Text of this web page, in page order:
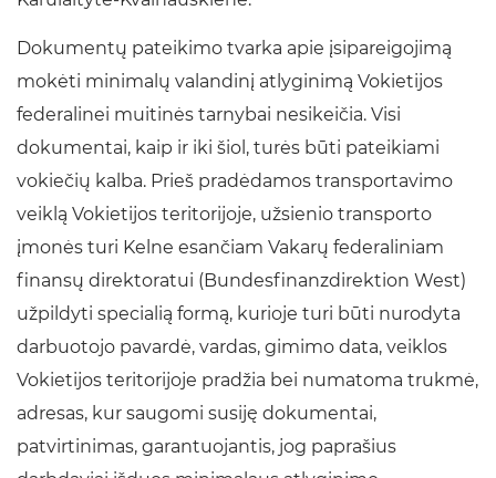
Dokumentų pateikimo tvarka apie įsipareigojimą
mokėti minimalų valandinį atlyginimą Vokietijos
federalinei muitinės tarnybai nesikeičia. Visi
dokumentai, kaip ir iki šiol, turės būti pateikiami
vokiečių kalba. Prieš pradėdamos transportavimo
veiklą Vokietijos teritorijoje, užsienio transporto
įmonės turi Kelne esančiam Vakarų federaliniam
finansų direktoratui (Bundesfinanzdirektion West)
užpildyti specialią formą, kurioje turi būti nurodyta
darbuotojo pavardė, vardas, gimimo data, veiklos
Vokietijos teritorijoje pradžia bei numatoma trukmė,
adresas, kur saugomi susiję dokumentai,
patvirtinimas, garantuojantis, jog paprašius